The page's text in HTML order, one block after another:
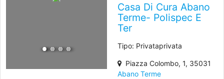
Casa Di Cura Abano
Terme- Polispec E
Ter
Tipo: Privataprivata
Piazza Colombo, 1, 35031
Abano Terme